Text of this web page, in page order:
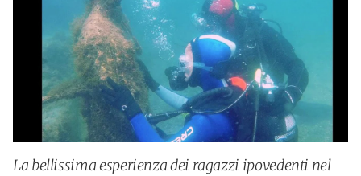
La bellissima esperienza dei ragazzi ipovedenti nel